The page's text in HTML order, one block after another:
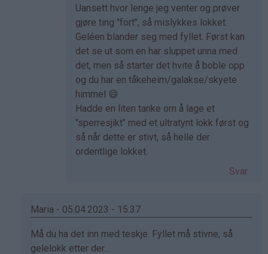
svar
på
av
Elisabeth
(ikke
bekreftet)
Uansett hvor lenge jeg venter og prøver
gjøre ting "fort", så mislykkes lokket.
Geléen blander seg med fyllet. Først kan
det se ut som en har sluppet unna med
det, men så starter det hvite å boble opp
og du har en tåkeheim/galakse/skyete
himmel 😄
Hadde en liten tanke om å lage et
"sperresjikt" med et ultratynt lokk først og
så når dette er stivt, så helle der
ordentlige lokket.
Svar
Maria - 05.04.2023 - 15:37
Som
svar
Må du ha det inn med teskje. Fyllet må stivne, så
gelelokk etter der…